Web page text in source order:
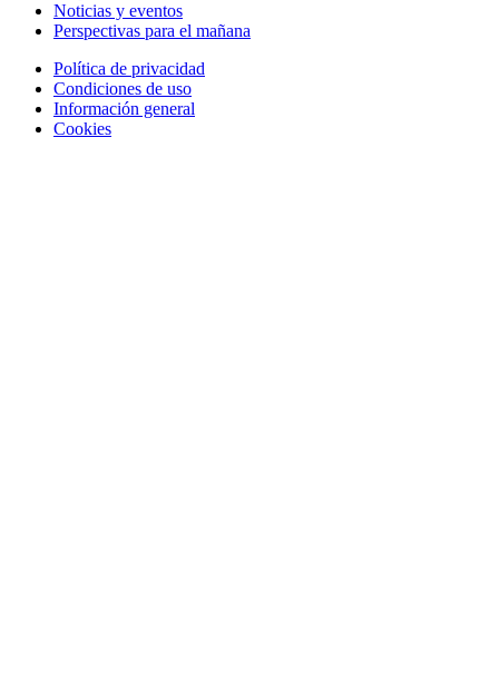
Noticias y eventos
Perspectivas para el mañana
Política de privacidad
Condiciones de uso
Información general
Cookies